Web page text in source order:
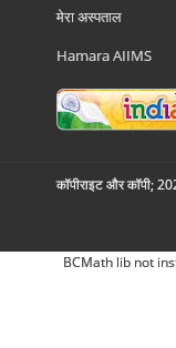
मेरा अस्पताल
Hamara AIIMS
कॉपीराइट और कॉपी;
BCMath lib not